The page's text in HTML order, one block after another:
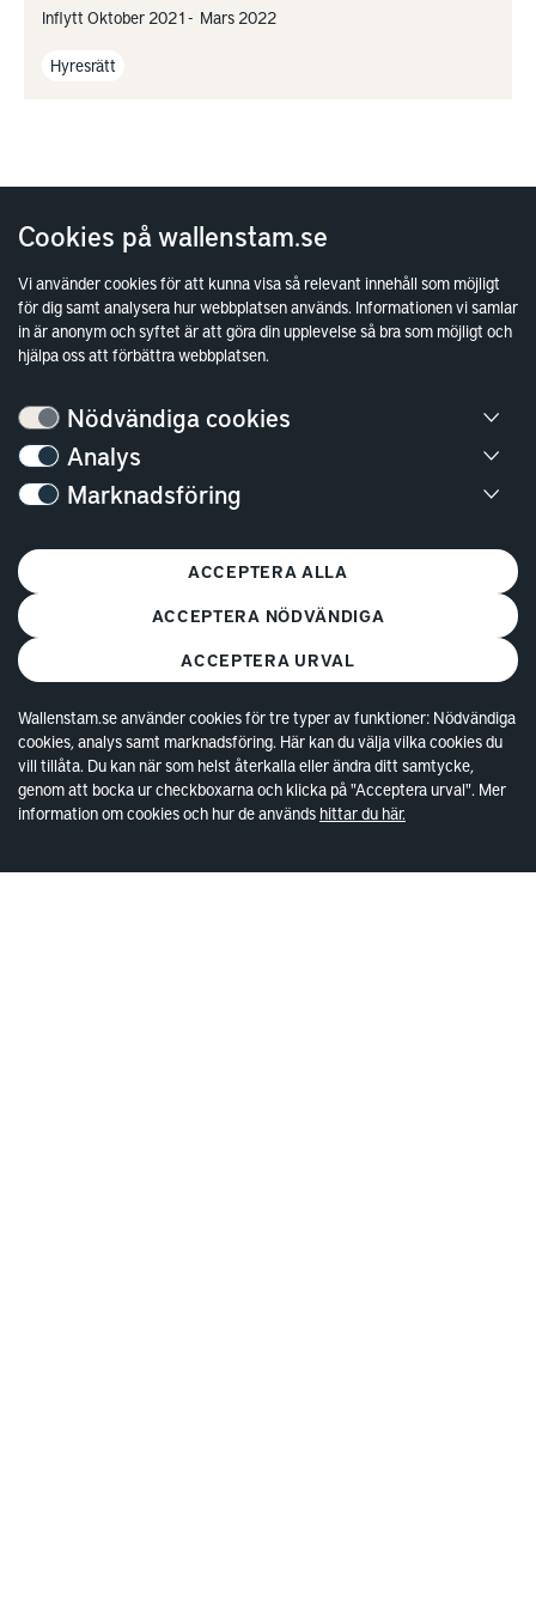
Cookies på wallenstam.se
Vi använder cookies för att kunna visa så relevant innehåll som möjligt
för dig samt analysera hur webbplatsen används. Informationen vi samlar
in är anonym och syftet är att göra din upplevelse så bra som möjligt och
hjälpa oss att förbättra webbplatsen.
Nödvändiga cookies
Analys
Marknadsföring
ACCEPTERA ALLA
ACCEPTERA NÖDVÄNDIGA
ACCEPTERA URVAL
Wallenstam.se använder cookies för tre typer av funktioner: Nödvändiga
cookies, analys samt marknadsföring. Här kan du välja vilka cookies du
vill tillåta. Du kan när som helst återkalla eller ändra ditt samtycke,
genom att bocka ur checkboxarna och klicka på "Acceptera urval". Mer
information om cookies och hur de används hittar du här.
Inflytt Oktober 2021 - Mars 2022
Hyresrätt
Bostäder
Bostadskö
Mina Sidor
Parkering och förråd
Kundservice
Lokaler
Kund hos Wallenstam